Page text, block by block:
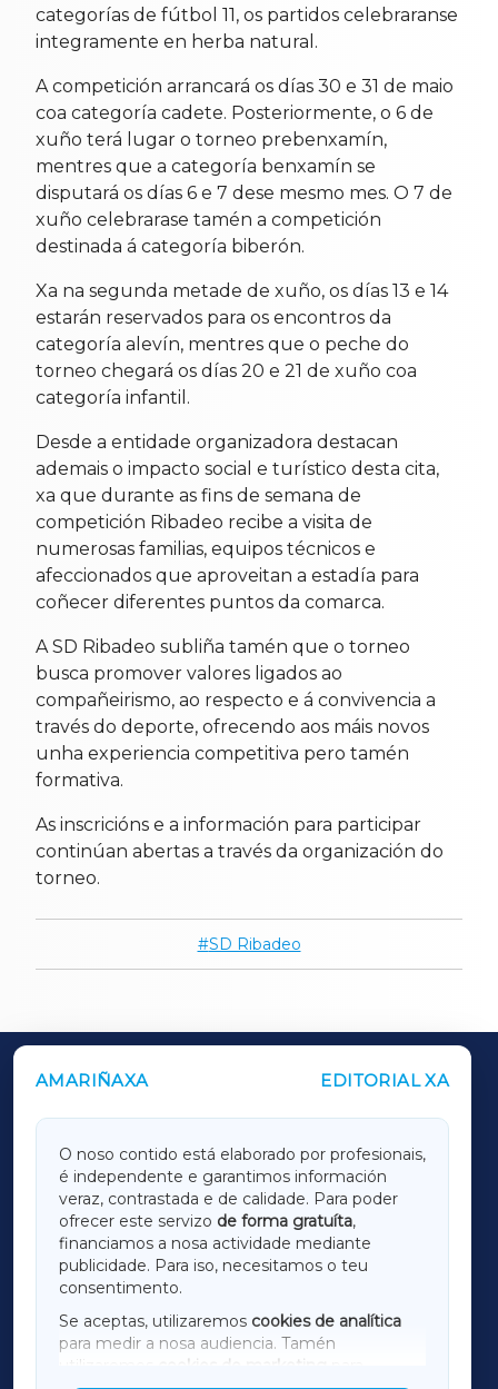
categorías de fútbol 11, os partidos celebraranse
integramente en herba natural.
A competición arrancará os días 30 e 31 de maio
coa categoría cadete. Posteriormente, o 6 de
xuño terá lugar o torneo prebenxamín,
mentres que a categoría benxamín se
disputará os días 6 e 7 dese mesmo mes. O 7 de
xuño celebrarase tamén a competición
destinada á categoría biberón.
Xa na segunda metade de xuño, os días 13 e 14
estarán reservados para os encontros da
categoría alevín, mentres que o peche do
torneo chegará os días 20 e 21 de xuño coa
categoría infantil.
Desde a entidade organizadora destacan
ademais o impacto social e turístico desta cita,
xa que durante as fins de semana de
competición Ribadeo recibe a visita de
numerosas familias, equipos técnicos e
afeccionados que aproveitan a estadía para
coñecer diferentes puntos da comarca.
A SD Ribadeo subliña tamén que o torneo
busca promover valores ligados ao
compañeirismo, ao respecto e á convivencia a
través do deporte, ofrecendo aos máis novos
unha experiencia competitiva pero tamén
formativa.
As inscricións e a información para participar
continúan abertas a través da organización do
torneo.
SD Ribadeo
AMARIÑAXA EDITORIAL XA
O noso contido está elaborado por profesionais,
é independente e garantimos información
veraz, contrastada e de calidade. Para poder
ofrecer este servizo de forma gratuíta,
financiamos a nosa actividade mediante
publicidade. Para iso, necesitamos o teu
consentimento.
Se aceptas, utilizaremos cookies de analítica
para medir a nosa audiencia. Tamén
utilizaremos
cookies de marketing
OUTROS PERIÓDICOS
LUGOXA
TERRACHAXA
AMARIÑAXA